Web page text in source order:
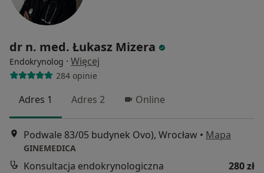
dr n. med. Łukasz Mizera
Endokrynolog · Więcej
284 opinie
Adres 1 Adres 2 Online
Podwale 83/05 budynek Ovo), Wrocław • Mapa
GINEMEDICA
Konsultacja endokrynologiczna
280 zł